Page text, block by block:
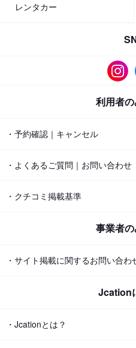
レンタカー
利用者
・予約確認｜キャンセル
・よくあるご質問｜お問い合わせ
・クチコミ掲載基準
事業者
・サイト掲載に関するお問い合わ
Jcation
・Jcationとは？